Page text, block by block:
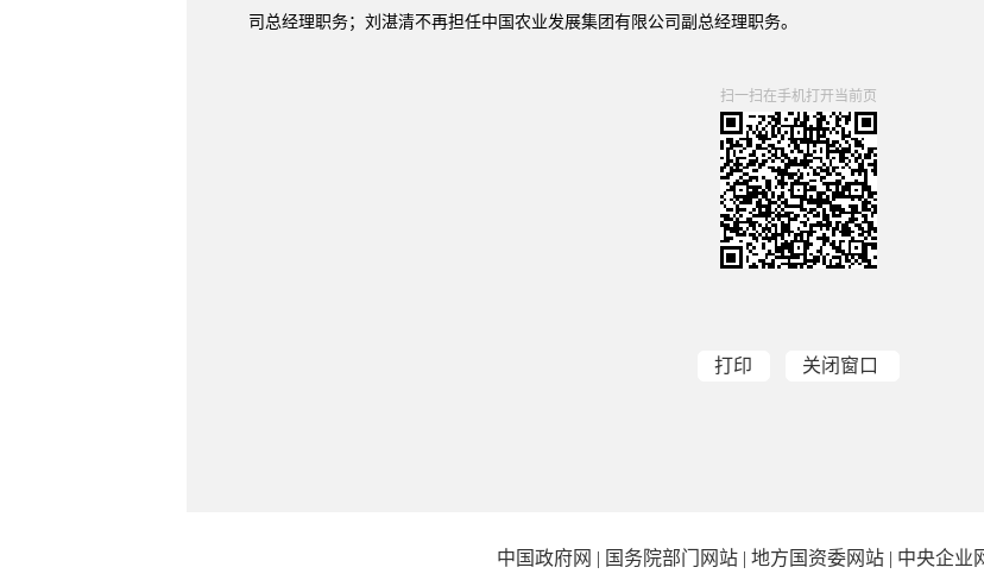
司总经理职务；刘湛清不再担任中国农业发展集团有限公司副总经理职务。
扫一扫在手机打开当前页
打印 关闭窗口